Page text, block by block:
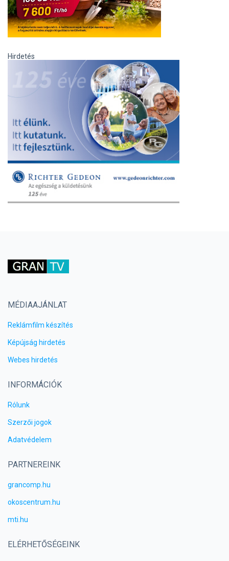
Hirdetés
MÉDIAAJÁNLAT
Reklámfilm készítés
Képújság hirdetés
Webes hirdetés
INFORMÁCIÓK
Rólunk
Szerzői jogok
Adatvédelem
PARTNEREINK
grancomp.hu
okoscentrum.hu
mti.hu
ELÉRHETŐSÉGEINK